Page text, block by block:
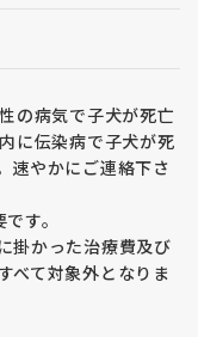
の病気で子犬が死亡
に伝染病で子犬が死
速やかにご連絡下さ
す。
掛かった治療費及び
べて対象外となりま